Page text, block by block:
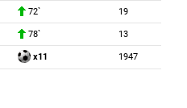
72` 19
78` 13
x11 1947